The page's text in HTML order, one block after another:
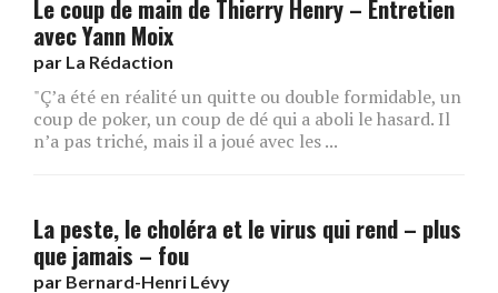
Le coup de main de Thierry Henry – Entretien
avec Yann Moix
par La Rédaction
"Ç’a été en réalité un quitte ou double formidable, un
coup de poker, un coup de dé qui a aboli le hasard. Il
n’a pas triché, mais il a joué avec les ...
La peste, le choléra et le virus qui rend – plus
que jamais – fou
par Bernard-Henri Lévy